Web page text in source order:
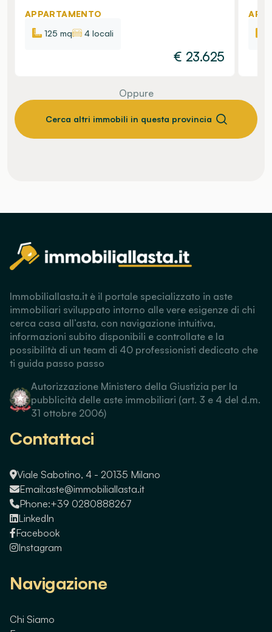
APPARTAMENTO
125 mq
4 locali
€ 23.625
Oppure
Cerca altri immobili in questa provincia
Immobiliallasta.it è il portale specializzato in aste
immobiliari sviluppato intorno alle vere esigenze di chi
cerca casa all’asta, con navigazione intuitiva,
informazioni subito disponibili e controllate e la
possibilità di un team di 40 professionisti dedicato che
ti guida passo passo
Autorizzazione Ministero della Giustizia per la
pubblicità delle aste immobiliari (art. 3 e 4 del d.m.
31 ottobre 2006)
Contattaci
Viale Sabotino, 4 - 20135 Milano
Email:aste@immobiliallasta.it
Phone:+39 0280888267
LinkedIn
Facebook
Instagram
Navigazione
Chi Siamo